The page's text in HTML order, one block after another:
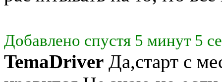
Добавлено спустя 5 минут 5
TemaDriver Да,старт с